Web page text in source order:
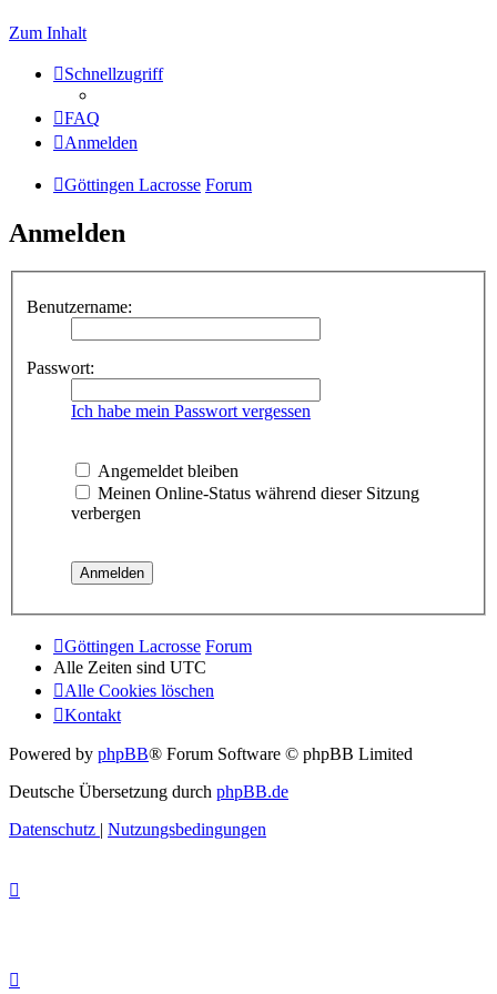
Zum Inhalt
Schnellzugriff
FAQ
Anmelden
Göttingen Lacrosse Forum
Anmelden
Benutzername:
Passwort:
Ich habe mein Passwort vergessen
Angemeldet bleiben
Meinen Online-Status während dieser Sitzung
verbergen
Göttingen Lacrosse Forum
Alle Zeiten sind UTC
Alle Cookies löschen
Kontakt
Powered by phpBB® Forum Software © phpBB Limited
Deutsche Übersetzung durch phpBB.de
Datenschutz | Nutzungsbedingungen